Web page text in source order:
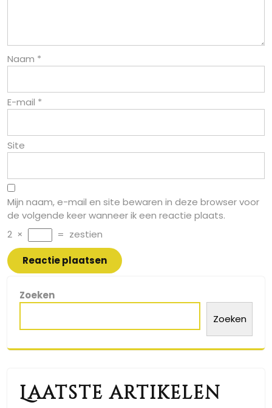
Naam *
E-mail *
Site
Mijn naam, e-mail en site bewaren in deze browser voor
de volgende keer wanneer ik een reactie plaats.
2 × = zestien
Zoeken
Zoeken
Laatste artikelen